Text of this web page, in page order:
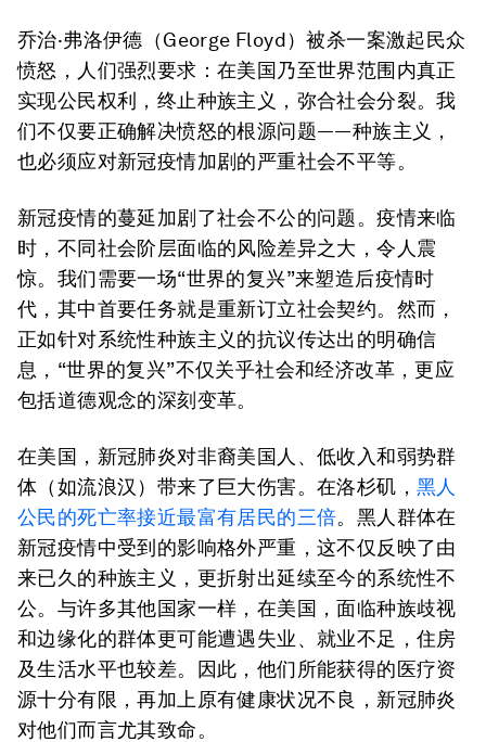
乔治·弗洛伊德（George Floyd）被杀一案激起民众
愤怒，人们强烈要求：在美国乃至世界范围内真正
实现公民权利，终止种族主义，弥合社会分裂。我
们不仅要正确解决愤怒的根源问题——种族主义，
也必须应对新冠疫情加剧的严重社会不平等。
新冠疫情的蔓延加剧了社会不公的问题。疫情来临
时，不同社会阶层面临的风险差异之大，令人震
惊。我们需要一场“世界的复兴”来塑造后疫情时
代，其中首要任务就是重新订立社会契约。然而，
正如针对系统性种族主义的抗议传达出的明确信
息，“世界的复兴”不仅关乎社会和经济改革，更应
包括道德观念的深刻变革。
在美国，新冠肺炎对非裔美国人、低收入和弱势群
体（如流浪汉）带来了巨大伤害。在洛杉矶， 黑人
公民的死亡率接近最富有居民的三倍。黑人群体在
新冠疫情中受到的影响格外严重，这不仅反映了由
来已久的种族主义，更折射出延续至今的系统性不
公。与许多其他国家一样，在美国，面临种族歧视
和边缘化的群体更可能遭遇失业、就业不足，住房
及生活水平也较差。因此，他们所能获得的医疗资
源十分有限，再加上原有健康状况不良，新冠肺炎
对他们而言尤其致命。